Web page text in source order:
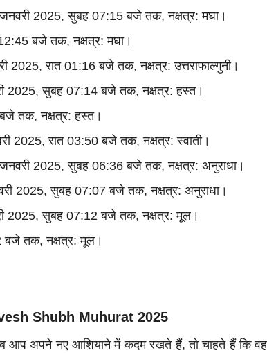
2025, सुबह 07:15 बजे तक, नक्षत्र: मघा।
बजे तक, नक्षत्र: मघा।
2025, रात 01:16 बजे तक, नक्षत्र: उत्तराफाल्गुनी।
2025, सुबह 07:14 बजे तक, नक्षत्र: हस्त।
तक, नक्षत्र: हस्त।
2025, रात 03:50 बजे तक, नक्षत्र: स्वाती।
2025, सुबह 06:36 बजे तक, नक्षत्र: अनुराधा।
2025, सुबह 07:07 बजे तक, नक्षत्र: अनुराधा।
2025, सुबह 07:12 बजे तक, नक्षत्र: मूल।
बजे तक, नक्षत्र: मूल।
Shubh Muhurat 2025
आप अपने नए आशियाने में कदम रखते हैं, तो चाहते हैं कि